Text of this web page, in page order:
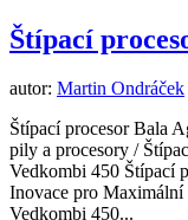
Štípací
autor: Martin Ondráček
Štípací procesor Bala
pily a procesory /
Vedkombi 450 Štípací
Inovace pro
Vedkombi 450...